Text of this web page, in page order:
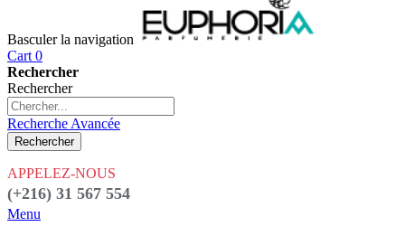
Basculer la navigation
Cart 0
Rechercher
Rechercher
Recherche Avancée
Rechercher
APPELEZ-NOUS
(+216) 31 567 554
Menu